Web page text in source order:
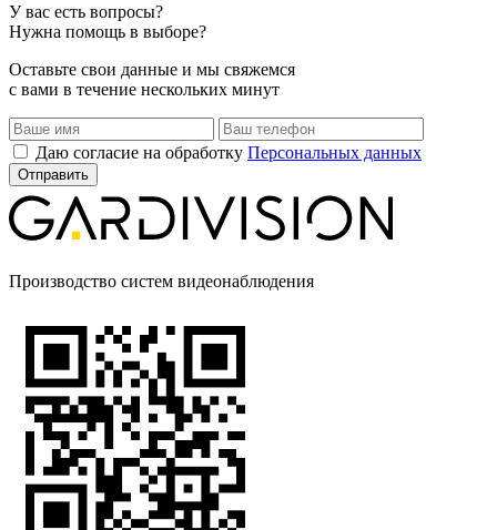
У вас есть вопросы?
Нужна помощь в выборе?
Оставьте свои данные и мы свяжемся
с вами в течение нескольких минут
Даю согласие на обработку Персональных данных
Производство систем видеонаблюдения